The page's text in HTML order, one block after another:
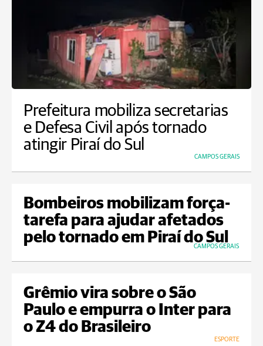
Prefeitura mobiliza secretarias
e Defesa Civil após tornado
atingir Piraí do Sul
CAMPOS GERAIS
Bombeiros mobilizam força-
tarefa para ajudar afetados
pelo tornado em Piraí do Sul
CAMPOS GERAIS
Grêmio vira sobre o São
Paulo e empurra o Inter para
o Z4 do Brasileiro
ESPORTE